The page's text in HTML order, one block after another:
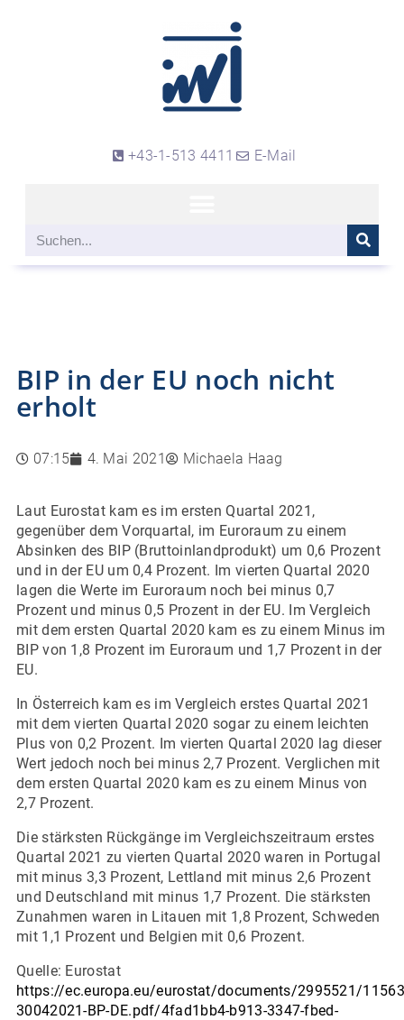
+43-1-513 4411 E-Mail
BIP in der EU noch nicht
erholt
07:15 4. Mai 2021 Michaela Haag
Laut Eurostat kam es im ersten Quartal 2021,
gegenüber dem Vorquartal, im Euroraum zu einem
Absinken des BIP (Bruttoinlandprodukt) um 0,6 Prozent
und in der EU um 0,4 Prozent. Im vierten Quartal 2020
lagen die Werte im Euroraum noch bei minus 0,7
Prozent und minus 0,5 Prozent in der EU. Im Vergleich
mit dem ersten Quartal 2020 kam es zu einem Minus im
BIP von 1,8 Prozent im Euroraum und 1,7 Prozent in der
EU.
In Österreich kam es im Vergleich erstes Quartal 2021
mit dem vierten Quartal 2020 sogar zu einem leichten
Plus von 0,2 Prozent. Im vierten Quartal 2020 lag dieser
Wert jedoch noch bei minus 2,7 Prozent. Verglichen mit
dem ersten Quartal 2020 kam es zu einem Minus von
2,7 Prozent.
Die stärksten Rückgänge im Vergleichszeitraum erstes
Quartal 2021 zu vierten Quartal 2020 waren in Portugal
mit minus 3,3 Prozent, Lettland mit minus 2,6 Prozent
und Deutschland mit minus 1,7 Prozent. Die stärksten
Zunahmen waren in Litauen mit 1,8 Prozent, Schweden
mit 1,1 Prozent und Belgien mit 0,6 Prozent.
Quelle: Eurostat
https://ec.europa.eu/eurostat/documents/2995521/
30042021-BP-DE.pdf/4fad1bb4-b913-3347-fbed-